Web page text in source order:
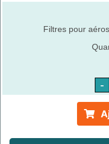
Filtres pour
-